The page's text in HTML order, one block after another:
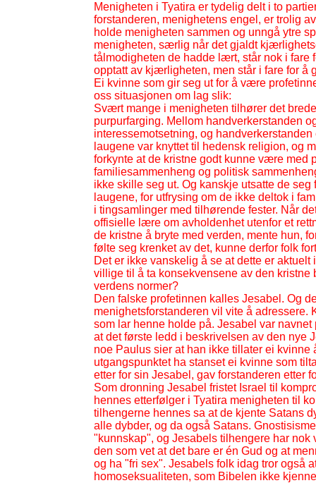
Menigheten i Tyatira er tydelig delt i to
forstanderen, menighetens engel, er trolig
holde menigheten sammen og unngå ytre
menigheten, særlig når det gjaldt
tålmodigheten de hadde lært, står nok i fare
opptatt av kjærligheten, men står i fare for
Ei kvinne som gir seg ut for å være
oss situasjonen om lag slik:
Svært mange i menigheten tilhører det
purpurfarging. Mellom handverkerstanden
interessemotsetning, og
laugene var knyttet til hedensk religion, og
forkynte at de kristne godt kunne være med
familiesammenheng og politisk
ikke skille seg ut. Og kanskje utsatte de
laugene, for utfrysing om de ikke deltok i
i tingsamlinger med tilhørende fester. Når
offisielle lære om avholdenhet utenfor et
de kristne å bryte med verden, mente hun,
følte seg krenket av det, kunne derfor folk
Det er ikke vanskelig å se at dette er
villige til å ta konsekvensene av den
verdens normer?
Den falske profetinnen kalles Jesabel. Og
menighetsforstanderen vil vite å adressere.
som lar henne holde på. Jesabel var
at det første ledd i beskrivelsen av den nye
noe Paulus sier at han ikke tillater ei
utgangspunktet ha stanset ei kvinne som
etter for sin Jesabel, gav forstanderen etter
Som dronning Jesabel fristet Israel til
hennes etterfølger i Tyatira menigheten til
tilhengerne hennes sa at de kjente Satans
alle dybder, og da også Satans.
"kunnskap", og Jesabels tilhengere har
den som vet at det bare er én Gud og at
og ha "fri sex". Jesabels folk idag tror også
homoseksualiteten, som Bibelen ikke